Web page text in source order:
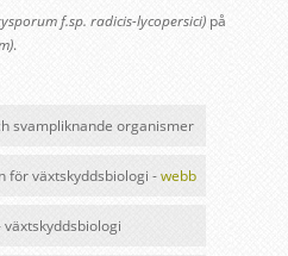
f.sp. radicis-lycopersici) på
.
svampliknande organismer
för växtskyddsbiologi -webb
växtskyddsbiologi